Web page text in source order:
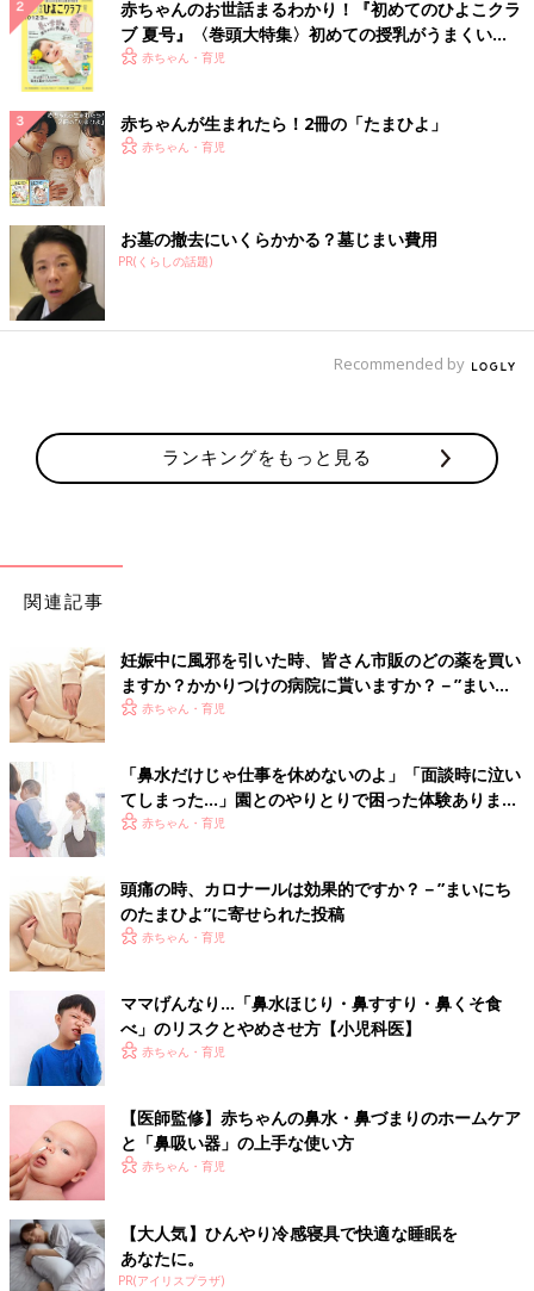
赤ちゃんのお世話まるわかり！『初めてのひよこクラ
ブ 夏号』〈巻頭大特集〉初めての授乳がうまくい
く！ おっぱい・ミルクの基本と夏のトラブル 解決テ
赤ちゃん・育児
赤ちゃんが生まれたら！2冊の「たまひよ」
赤ちゃん・育児
お墓の撤去にいくらかかる？墓じまい費用
PR(くらしの話題)
Recommended by
ランキングをもっと見る
関連記事
妊娠中に風邪を引いた時、皆さん市販のどの薬を買い
ますか？かかりつけの病院に貰いますか？－”まいに
ちのたまひよ”の体験談
赤ちゃん・育児
「鼻水だけじゃ仕事を休めないのよ」「面談時に泣い
てしまった…」園とのやりとりで困った体験あります
か？赤ちゃん・育児
頭痛の時、カロナールは効果的ですか？－”まいにち
のたまひよ”に寄せられた投稿
赤ちゃん・育児
ママげんなり…「鼻水ほじり・鼻すすり・鼻くそ食
べ」のリスクとやめさせ方【小児科医】
赤ちゃん・育児
【医師監修】赤ちゃんの鼻水・鼻づまりのホームケア
と「鼻吸い器」の上手な使い方
赤ちゃん・育児
【大人気】ひんやり冷感寝具で快適な睡眠を
あなたに。
PR(アイリスプラザ)